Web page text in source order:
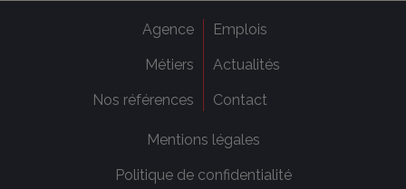
Agence
Métiers
Nos références
Emplois
Actualités
Contact
Mentions légales
Politique de confidentialité